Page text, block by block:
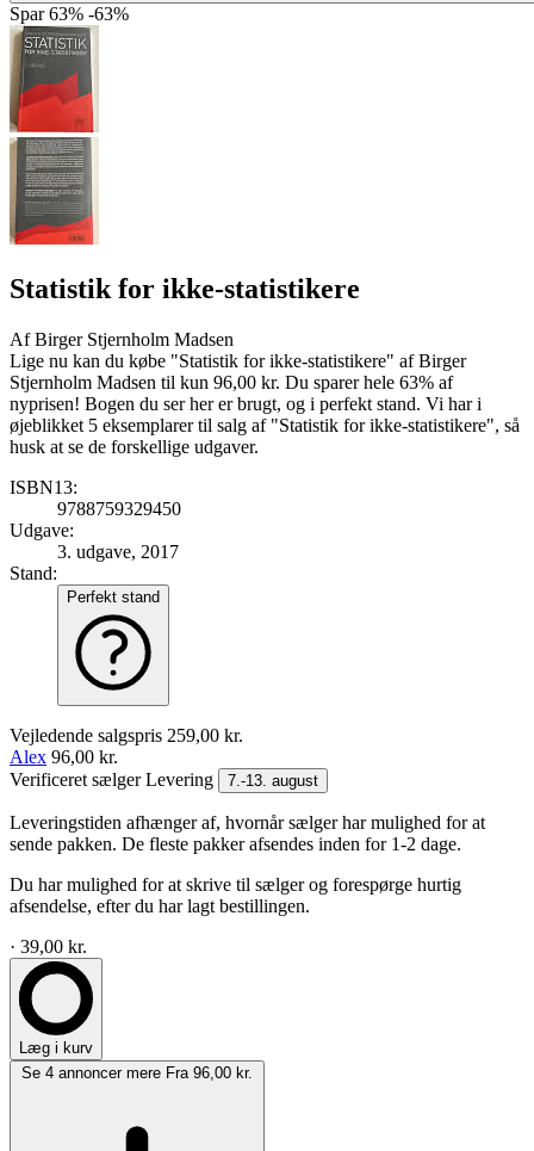
Spar 63% -63%
Statistik for ikke-statistikere
AfBirger Stjernholm Madsen
Lige nu kan du købe "Statistik for ikke-statistikere" af Birger
Stjernholm Madsen til kun 96,00 kr. Du sparer hele 63% af
nyprisen! Bogen du ser her er brugt, og i perfekt stand. Vi har i
øjeblikket 5 eksemplarer til salg af "Statistik for ikke-statistikere", så
husk at se de forskellige udgaver.
ISBN13:
9788759329450
Udgave:
3. udgave, 2017
Stand:
Perfekt stand
Vejledende salgspris 259,00 kr.
Alex 96,00 kr.
Verificeret sælgerLevering 7.-13. august
Leveringstiden afhænger af, hvornår sælger har mulighed for at
sende pakken. De fleste pakker afsendes inden for 1-2 dage.
Du har mulighed for at skrive til sælger og forespørge hurtig
afsendelse, efter du har lagt bestillingen.
· 39,00 kr.
Læg i kurv
Se 4 annoncer mere Fra 96,00 kr.